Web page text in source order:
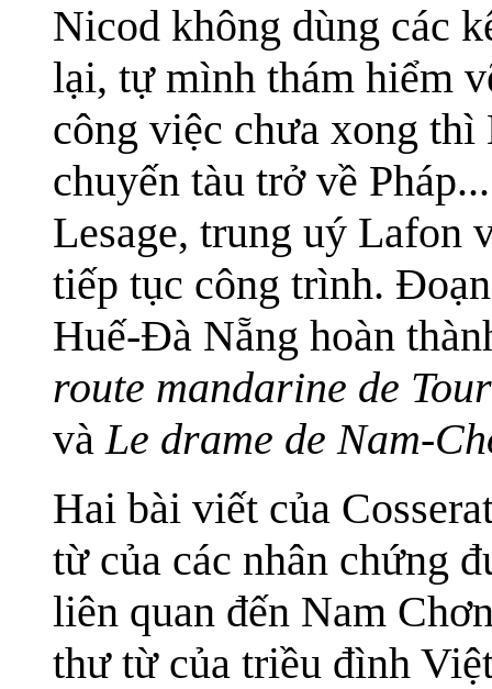
Nicod không dùng các
lại, tự mình thám hiểm
công việc chưa xong
chuyến tàu trở về
Lesage, trung uý Lafon
tiếp tục công trình.
Huế-Đà Nẵng hoàn
route mandarine de
vàLe drame de Nam-
Hai bài viết của
từ của các nhân chứng
liên quan đến Nam
thư từ của triều đình